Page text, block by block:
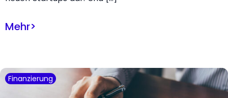
Mehr>
Finanzierung